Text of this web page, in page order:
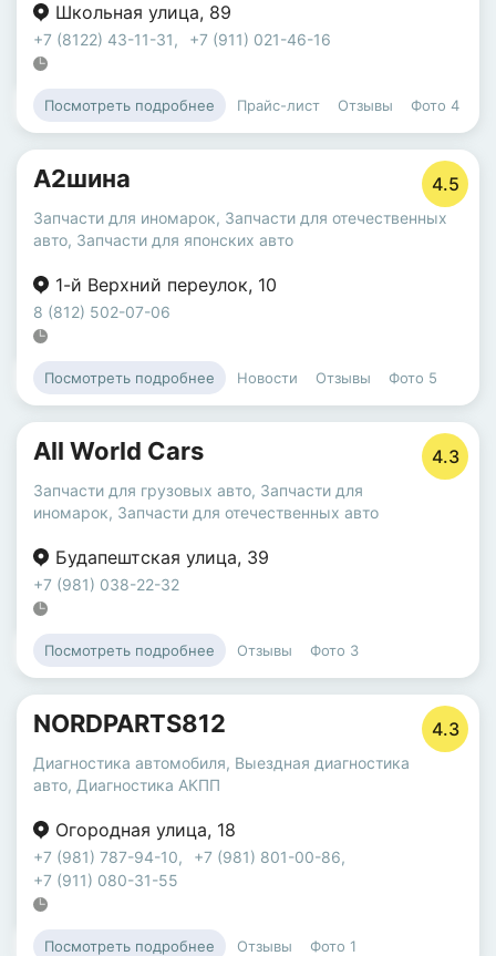
Школьная улица, 89
+7 (8122) 43-11-31, +7 (911) 021-46-16
Посмотреть подробнее Прайс-лист Отзывы Фото 4
А2шина 4.5
Запчасти для иномарок, Запчасти для отечественных
авто, Запчасти для японских авто
1-й Верхний переулок, 10
8 (812) 502-07-06
Посмотреть подробнее Новости Отзывы Фото 5
All World Cars 4.3
Запчасти для грузовых авто, Запчасти для
иномарок, Запчасти для отечественных авто
Будапештская улица, 39
+7 (981) 038-22-32
Посмотреть подробнее Отзывы Фото 3
NORDPARTS812 4.3
Диагностика автомобиля, Выездная диагностика
авто, Диагностика АКПП
Огородная улица, 18
+7 (981) 787-94-10, +7 (981) 801-00-86,
+7 (911) 080-31-55
Посмотреть подробнее Отзывы Фото 1